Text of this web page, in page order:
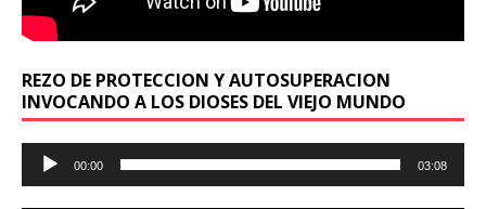
REZO DE PROTECCION Y AUTOSUPERACION
INVOCANDO A LOS DIOSES DEL VIEJO MUNDO
Reproductor
00:00 03:08